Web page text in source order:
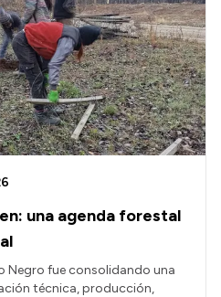
una agenda forestal
Negro fue consolidando una
técnica, producción,